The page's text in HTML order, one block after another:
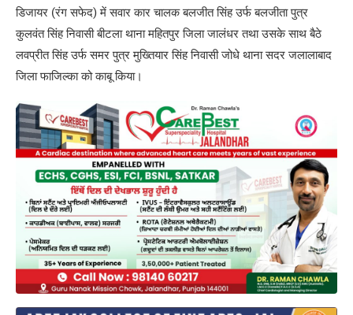
डिजायर (रंग सफेद) में सवार कार चालक बलजीत सिंह उर्फ बलजीता पुत्र
कुलवंत सिंह निवासी बीटला थाना महितपुर जिला जालंधर तथा उसके साथ बैठे
लवप्रीत सिंह उर्फ समर पुत्र मुख्तियार सिंह निवासी जोधे थाना सदर जलालाबाद
जिला फाजिल्का को काबू किया।